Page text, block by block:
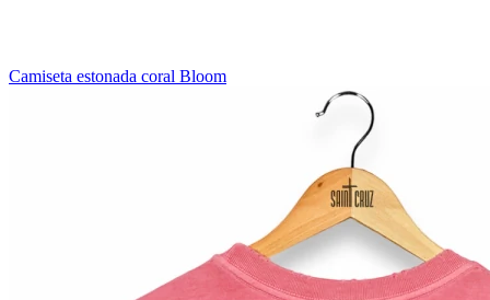
Camiseta estonada coral Bloom